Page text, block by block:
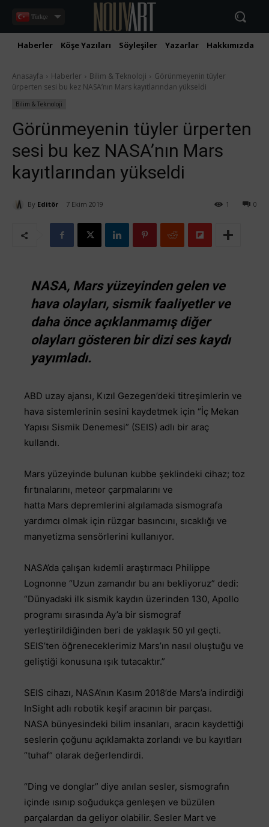
Türkçe
Haberler Köşe Yazıları Söyleşiler Yazarlar Hakkımızda
Anasayfa Haberler Bilim & Teknoloji
Görünmeyenin tüyler
ürperten sesi bu kez NASA’nın Mars kayıtlarından yükseldi
Bilim & Teknoloji
Görünmeyenin tüyler ürperten
sesi bu kez NASA’nın Mars
kayıtlarından yükseldi
By Editör 7 Ekim 2019 0
1
NASA, Mars yüzeyinden gelen ve
hava olayları, sismik faaliyetler ve
daha önce açıklanmamış diğer
olayları gösteren bir dizi ses kaydı
yayımladı.
ABD uzay ajansı, Kızıl Gezegen’deki titreşimlerin ve
hava sistemlerinin sesini kaydetmek için “İç Mekan
Yapısı Sismik Denemesi” (SEIS) adlı bir araç
kullandı.
Mars yüzeyinde bulunan kubbe şeklindeki cihaz; toz
fırtınalarını, meteor çarpmalarını ve
hatta Mars depremlerini algılamada sismografa
yardımcı olmak için rüzgar basıncını, sıcaklığı ve
manyetizma sensörlerini kullanıyor.
NASA’da çalışan kıdemli araştırmacı Philippe
Lognonne “Uzun zamandır bu anı bekliyoruz” dedi:
“Dünyadaki ilk sismik kaydın üzerinden 130, Apollo
programı sırasında Ay’a bir sismograf
yerleştirildiğinden beri de yaklaşık 50 yıl geçti.
SEIS’ten öğreneceklerimiz Mars’ın nasıl oluştuğu ve
geliştiği konusuna ışık tutacaktır.”
SEIS cihazı, NASA’nın Kasım 2018’de Mars’a indirdiği
InSight adlı robotik keşif aracının bir parçası.
NASA bünyesindeki bilim insanları, aracın kaydettiği
seslerin çoğunu açıklamakta zorlandı ve bu kayıtları
“tuhaf” olarak değerlendirdi.
“Ding ve donglar” diye anılan sesler, sismografın
içinde ısınıp soğudukça genleşen ve büzülen
parçalardan da geliyor olabilir. Sesler Mart ve